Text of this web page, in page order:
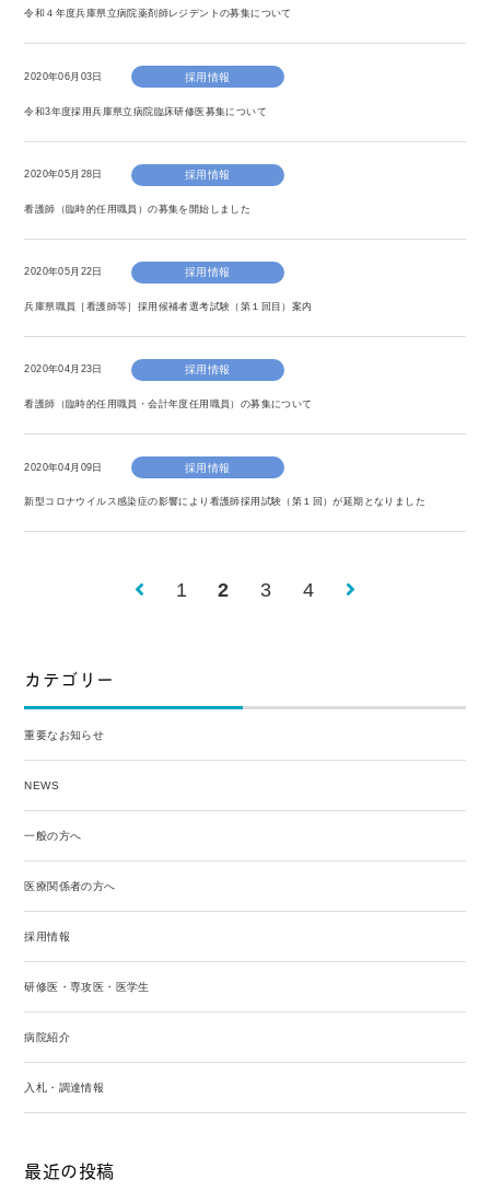
令和４年度兵庫県立病院薬剤師レジデントの募集について
2020年06月03日 採用情報
令和3年度採用兵庫県立病院臨床研修医募集について
2020年05月28日 採用情報
看護師（臨時的任用職員）の募集を開始しました
2020年05月22日 採用情報
兵庫県職員［看護師等］採用候補者選考試験（第１回目）案内
2020年04月23日 採用情報
看護師（臨時的任用職員・会計年度任用職員）の募集について
2020年04月09日 採用情報
新型コロナウイルス感染症の影響により看護師採用試験（第１回）が延期となりました
1 2 3 4
カテゴリー
重要なお知らせ
NEWS
一般の方へ
医療関係者の方へ
採用情報
研修医・専攻医・医学生
病院紹介
入札・調達情報
最近の投稿